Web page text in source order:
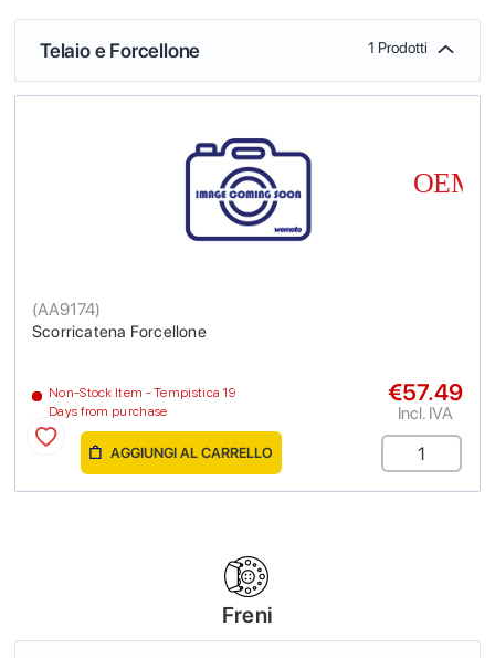
Telaio e Forcellone 1 Prodotti
Scorricatena Forcellone
(AA9174)
Non-Stock Item - Tempistica 19
Days from purchase
€57.49
Incl. IVA
AGGIUNGI AL CARRELLO
Freni